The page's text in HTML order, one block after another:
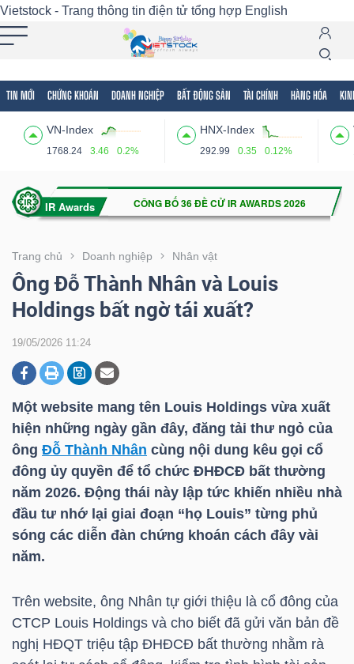
Vietstock - Trang thông tin điện tử tổng hợp English
TIN MỚI CHỨNG KHOÁN DOANH NGHIỆP BẤT ĐỘNG SẢN TÀI CHÍNH HÀNG HÓA
VN-Index
1768.24 3.46 0.2%
HNX-Index
292.99 0.35 0.12%
Trang chủ Doanh nghiệp Nhân vật
Ông Đỗ Thành Nhân và Louis
Holdings bất ngờ tái xuất?
19/05/2026 11:24
Một website mang tên Louis Holdings vừa xuất
hiện những ngày gần đây, đăng tải thư ngỏ của
ông Đỗ Thành Nhân cùng nội dung kêu gọi cổ
đông ủy quyền để tổ chức ĐHĐCĐ bất thường
năm 2026. Động thái này lập tức khiến nhiều nhà
đầu tư nhớ lại giai đoạn “họ Louis” từng phủ
sóng các diễn đàn chứng khoán cách đây vài
năm.
Trên website, ông Nhân tự giới thiệu là cổ đông của
CTCP Louis Holdings và cho biết đã gửi văn bản đề
nghị HĐQT triệu tập ĐHĐCĐ bất thường nhằm rà
Tất cả Tính năng Ngành Mã chứng khoán
Tính
(-)
VIETSTOCK
CHỨNG
DOANH
NGHIỆP
TÀI
CHÍNH